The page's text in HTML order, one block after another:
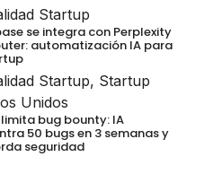
Startup
se integra con Perplexity
automatización IA para
Startup, Startup
Unidos
bug bounty: IA
50 bugs en 3 semanas y
seguridad